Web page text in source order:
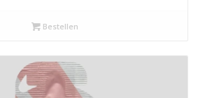
Bestellen